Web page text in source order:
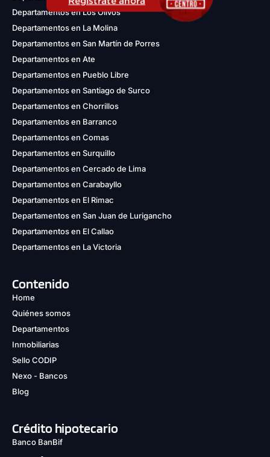
Departamentos en Los Olivos
Departamentos en La Molina
Departamentos en San Martín de Porres
Departamentos en Ate
Departamentos en Pueblo Libre
Departamentos en Santiago de Surco
Departamentos en Chorrillos
Departamentos en Barranco
Departamentos en Comas
Departamentos en Surquillo
Departamentos en Cercado de Lima
Departamentos en Carabayllo
Departamentos en El Rimac
Departamentos en San Juan de Lurigancho
Departamentos en El Callao
Departamentos en La Victoria
Contenido
Home
Quiénes somos
Departamentos
Inmobiliarias
Sello CODIP
Nexo - Bancos
Blog
Crédito hipotecario
Banco BanBif